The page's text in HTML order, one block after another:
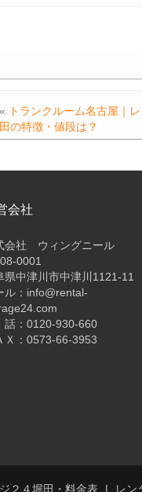
«
トランクルーム名古屋｜
田の特徴・値段は？
会社
会社 ウィングニール
0001
県中津川市中津川1121-11
ル：info@rental-
：0120-930-660
Ｘ：0573-66-3953
２４堀田・料金表 レン